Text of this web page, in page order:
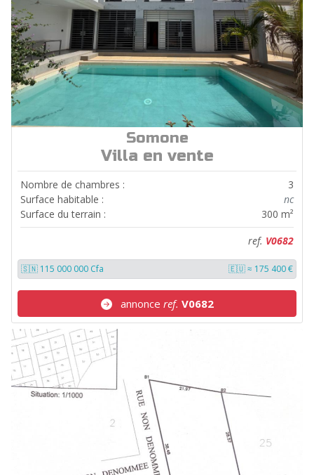
Somone
Villa en vente
Nombre de chambres :
3
Surface habitable :
nc
Surface du terrain :
300 m²
ref. V0682
🇸🇳 115 000 000 Cfa 🇪🇺 ≈ 175 400 €
annonce ref. V0682